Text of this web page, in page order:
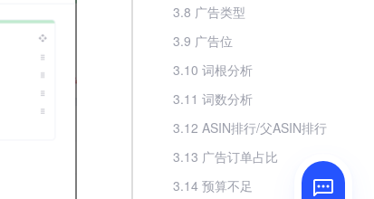
3.8 广告类型
3.9 广告位
3.10 词根分析
3.11 词数分析
3.12 ASIN排行/父ASIN排行
3.13 广告订单占比
3.14 预算不足